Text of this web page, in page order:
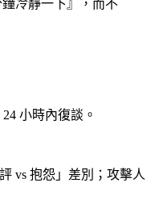
冷靜一下』，而不
小時內復談。
vs 抱怨」差別；攻擊人